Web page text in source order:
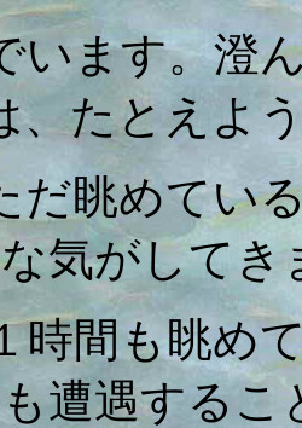
います。澄
、たとえよ
だ眺めてい
気がしてき
時間も眺め
遭遇するこ